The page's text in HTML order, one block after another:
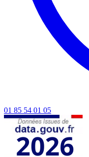
01 85 54 01 05